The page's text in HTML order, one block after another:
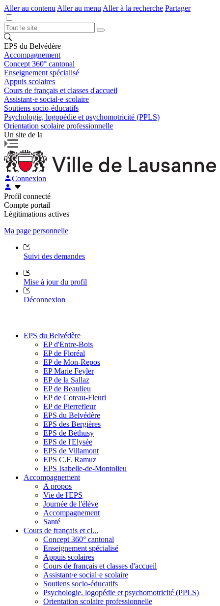
Aller au contenu Aller au menu Aller à la recherche Partager
EPS du Belvédère
Accompagnement
Concept 360° cantonal
Enseignement spécialisé
Appuis scolaires
Cours de français et classes d'accueil
Assistant·e social·e scolaire
Soutiens socio-éducatifs
Psychologie, logopédie et psychomotricité (PPLS)
Orientation scolaire professionnelle
Un site de la
Connexion
Profil connecté
Compte portail
Légitimations actives
Ma page personnelle
Suivi des demandes
Mise à jour du profil
Déconnexion
EPS du Belvédère
EP d'Entre-Bois
EP de Floréal
EP de Mon-Repos
EP Marie Feyler
EP de la Sallaz
EP de Beaulieu
EP de Coteau-Fleuri
EP de Pierrefleur
EPS du Belvédère
EPS des Bergières
EPS de Béthusy
EPS de l'Elysée
EPS de Villamont
EPS C.F. Ramuz
EPS Isabelle-de-Montolieu
Accompagnement
A propos
Vie de l'EPS
Journée de l'élève
Accompagnement
Santé
Cours de français et cl...
Concept 360° cantonal
Enseignement spécialisé
Appuis scolaires
Cours de français et classes d'accueil
Assistant·e social·e scolaire
Soutiens socio-éducatifs
Psychologie, logopédie et psychomotricité (PPLS)
Orientation scolaire professionnelle